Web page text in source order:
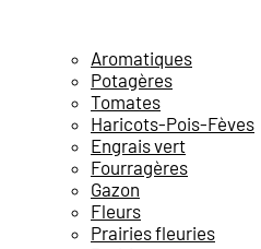
Aromatiques
Potagères
Tomates
Haricots-Pois-Fèves
Engrais vert
Fourragères
Gazon
Fleurs
Prairies fleuries